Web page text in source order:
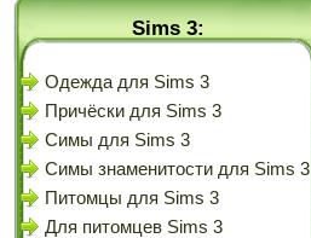
Sims 3:
Одежда для Sims 3
Причёски для Sims 3
Симы для Sims 3
Симы знаменитости для Sims 3
Питомцы для Sims 3
Для питомцев Sims 3